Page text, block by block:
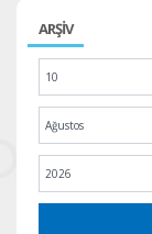
ARŞİV